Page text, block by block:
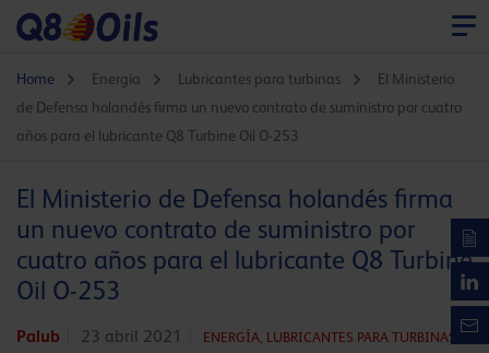
Home Energía Lubricantes para turbinas
El Ministerio
de Defensa holandés firma un nuevo contrato de suministro por cuatro
años para el lubricante Q8 Turbine Oil O-253
El Ministerio de Defensa holandés firma
un nuevo contrato de suministro por
cuatro años para el lubricante Q8 Turbine
Oil O-253
Palub 23 abril 2021 ENERGÍA, LUBRICANTES PARA TURBINAS